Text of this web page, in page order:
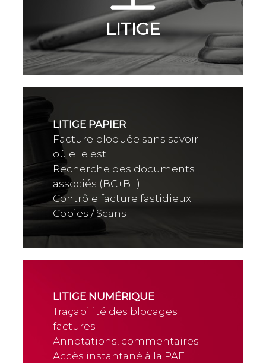
LITIGE
LITIGE PAPIER
Facture bloquée sans savoir
où elle est
Recherche des documents
associés (BC+BL)
Contrôle facture fastidieux
Copies / Scans
LITIGE NUMÉRIQUE
Traçabilité des blocages
factures
Annotations, commentaires
Accès instantané à la PAF